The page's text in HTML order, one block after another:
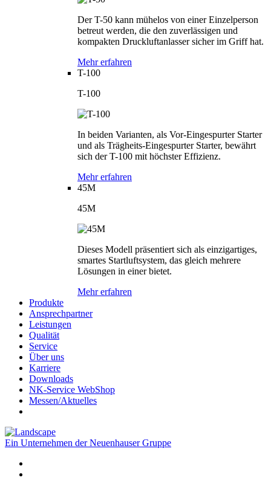
Der T-50 kann mühelos von einer Einzelperson
betreut werden, die den zuverlässigen und
kompakten Druckluftanlasser sicher im Griff hat.
Mehr erfahren
T-100
T-100
In beiden Varianten, als Vor-Eingespurter Starter
und als Trägheits-Eingespurter Starter, bewährt
sich der T-100 mit höchster Effizienz.
Mehr erfahren
45M
45M
Dieses Modell präsentiert sich als einzigartiges,
smartes Startluftsystem, das gleich mehrere
Lösungen in einer bietet.
Mehr erfahren
Produkte
Ansprechpartner
Leistungen
Qualität
Service
Über uns
Karriere
Downloads
NK-Service WebShop
Messen/Aktuelles
Ein Unternehmen der Neuenhauser Gruppe